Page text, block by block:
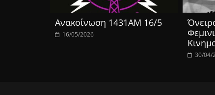
Ανακοίνωση 1431ΑΜ 16/5
16/05/2026
30/04/